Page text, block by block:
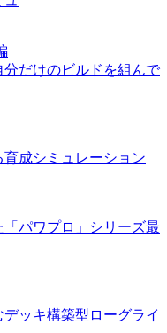
だけのビルドを組んで
成シミュレーション
パワプロ」シリーズ最
ッキ構築型ローグライ